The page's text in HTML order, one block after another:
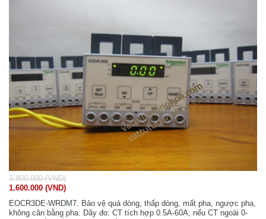
3.800.000 (VND)
1.600.000 (VND)
EOCR3DE-WRDM7. Bảo vệ quá dòng, thấp dòng, mất pha, ngược pha,
không cân bằng pha. Dãy đo: CT tích hợp 0.5A-60A, nếu CT ngoài 0-